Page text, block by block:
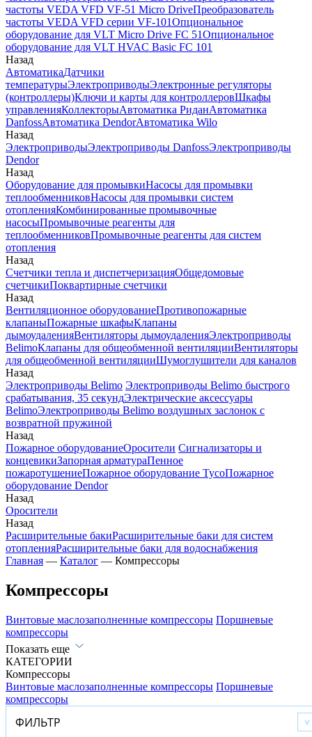
частоты VEDA VFD VF-51 Micro DriveПреобразователь
частоты VEDA VFD серии VF-101Опциональное
оборудование для VLT Micro Drive FC 51Опциональное
оборудование для VLT HVAC Basic FC 101
Назад
АвтоматикаДатчики
температурыЭлектроприводыЭлектронные регуляторы
(контроллеры)Ключи и карты для контроллеровШкафы
управленияКоллекторыАвтоматика РиданАвтоматика
DanfossАвтоматика DendorАвтоматика Wilo
Назад
ЭлектроприводыЭлектроприводы DanfossЭлектроприводы
Dendor
Назад
Оборудование для промывкиНасосы для промывки
теплообменниковНасосы для промывки систем
отопленияКомбинированные промывочные
насосыПромывочные реагенты для
теплообменниковПромывочные реагенты для систем
отопления
Назад
Счетчики тепла и диспетчеризацияОбщедомовые
счетчикиПоквартирные счетчики
Назад
Вентиляционное оборудованиеПротивопожарные
клапаныПожарные шкафыКлапаны
дымоудаленияВентиляторы дымоудаленияЭлектроприводы
BelimoКлапаны для общеобменной вентиляцииВентиляторы
для общеобменной вентиляцииШумоглушители для каналов
Назад
Электроприводы Belimo Электроприводы Belimo быстрого
срабатывания, 35 секундЭлектрические аксессуары
BelimoЭлектроприводы Belimo воздушных заслонок c
возвратной пружиной
Назад
Пожарное оборудованиеОросители Сигнализаторы и
концевикиЗапорная арматураПенное
пожаротушениеПожарное оборудование TycoПожарное
оборудование Dendor
Назад
Оросители
Назад
Расширительные бакиРасширительные баки для систем
отопленияРасширительные баки для водоснабжения
Главная — Каталог — Компрессоры
Компрессоры
Винтовые маслозаполненные компрессоры Поршневые
компрессоры
Показать еще
КАТЕГОРИИ
Компрессоры
Винтовые маслозаполненные компрессоры Поршневые
компрессоры
ФИЛЬТР